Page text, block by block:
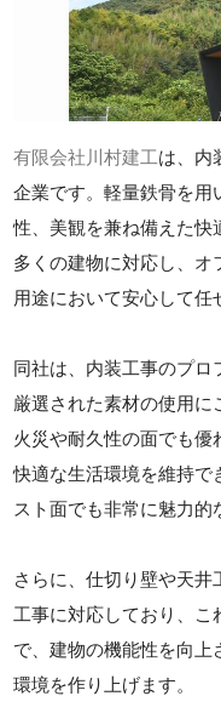
有限会社川村建工は、内
企業です。軽量鉄骨を用
性、美観を兼ね備えた快
多くの建物に対応し、オ
用途において安心して任
同社は、内装工事のプロ
厳選された素材の使用に
火災や耐久性の面でも優
快適な生活環境を維持で
スト面でも非常に魅力的
さらに、仕切り壁や天
工事に対応しており、こ
で、建物の機能性を向上
環境を作り上げます。